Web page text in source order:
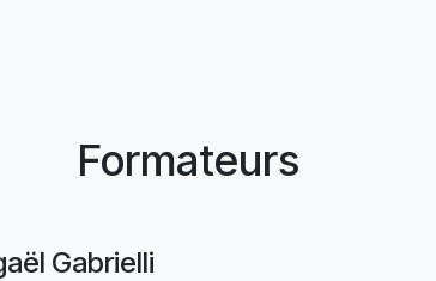
Formateurs
Gabrielli